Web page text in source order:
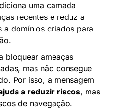
uma camada
recentes e reduz a
a domínios criados para
bloquear ameaças
mas não consegue
Por isso, a mensagem
a reduzir riscos, mas
de navegação.